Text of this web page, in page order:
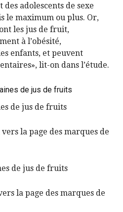
adolescents de sexe
le maximum ou plus. Or,
les jus de fruit,
à l’obésité,
enfants, et peuvent
lit-on dans l’étude.
de jus de fruits
de jus de fruits
la page des marques de
de jus de fruits
la page des marques de